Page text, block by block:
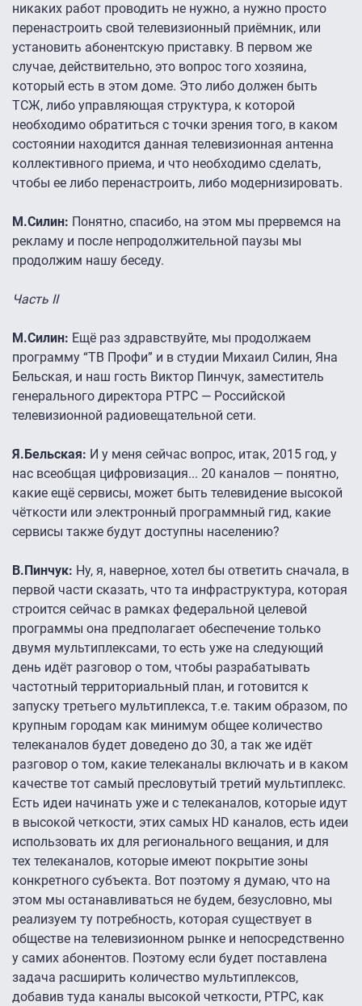
никаких работ проводить не нужно, а нужно просто
перенастроить свой телевизионный приёмник, или
установить абонентскую приставку. В первом же
случае, действительно, это вопрос того хозяина,
который есть в этом доме. Это либо должен быть
ТСЖ, либо управляющая структура, к которой
необходимо обратиться с точки зрения того, в каком
состоянии находится данная телевизионная антенна
коллективного приема, и что необходимо сделать,
чтобы ее либо перенастроить, либо модернизировать.
М.Силин: Понятно, спасибо, на этом мы прервемся на
рекламу и после непродолжительной паузы мы
продолжим нашу беседу.
Часть II
М.Силин: Ещё раз здравствуйте, мы продолжаем
программу “ТВ Профи” и в студии Михаил Силин, Яна
Бельская, и наш гость Виктор Пинчук, заместитель
генерального директора РТРС — Российской
телевизионной радиовещательной сети.
Я.Бельская: И у меня сейчас вопрос, итак, 2015 год, у
нас всеобщая цифровизация... 20 каналов — понятно,
какие ещё сервисы, может быть телевидение высокой
чёткости или электронный программный гид, какие
сервисы также будут доступны населению?
В.Пинчук: Ну, я, наверное, хотел бы ответить сначала, в
первой части сказать, что та инфраструктура, которая
строится сейчас в рамках федеральной целевой
программы она предполагает обеспечение только
двумя мультиплексами, то есть уже на следующий
день идёт разговор о том, чтобы разрабатывать
частотный территориальный план, и готовится к
запуску третьего мультиплекса, т.е. таким образом, по
крупным городам как минимум общее количество
телеканалов будет доведено до 30, а так же идёт
разговор о том, какие телеканалы включать и в каком
качестве тот самый пресловутый третий мультиплекс.
Есть идеи начинать уже и с телеканалов, которые идут
в высокой четкости, этих самых HD каналов, есть идеи
использовать их для регионального вещания, и для
тех телеканалов, которые имеют покрытие зоны
конкретного субъекта. Вот поэтому я думаю, что на
этом мы останавливаться не будем, безусловно, мы
реализуем ту потребность, которая существует в
обществе на телевизионном рынке и непосредственно
у самих абонентов. Поэтому если будет поставлена
задача расширить количество мультиплексов,
добавив туда каналы высокой четкости, РТРС, как